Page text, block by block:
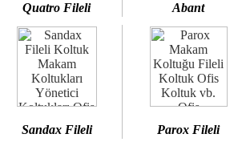
Quatro Fileli Abant
Sandax Fileli Parox Fileli